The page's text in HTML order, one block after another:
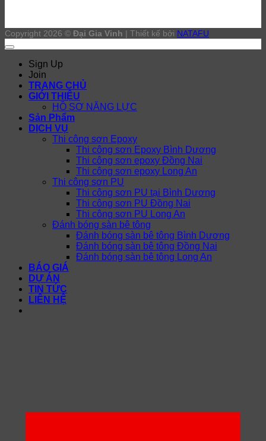
Copyright 2026 © Đại Gia Vinh | Thiết kế bởi NATAFU
Sign Up
Join
TRANG CHỦ
GIỚI THIỆU
HỒ SƠ NĂNG LỰC
Sản Phẩm
DỊCH VỤ
Thi công sơn Epoxy
Thi công sơn Epoxy Bình Dương
Thi công sơn epoxy Đồng Nai
Thi công sơn epoxy Long An
Thi công sơn PU
Thi công sơn PU tại Bình Dương
Thi công sơn PU Đồng Nai
Thi công sơn PU Long An
Đánh bóng sàn bê tông
Đánh bóng sàn bê tông Bình Dương
Đánh bóng sàn bê tông Đồng Nai
Đánh bóng sàn bê tông Long An
BÁO GIÁ
DỰ ÁN
TIN TỨC
LIÊN HỆ